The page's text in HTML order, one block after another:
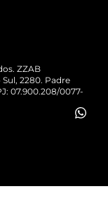
ZZAB
2280. Padre
07.900.208/0077-